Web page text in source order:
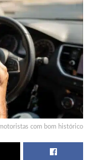
com bom histórico